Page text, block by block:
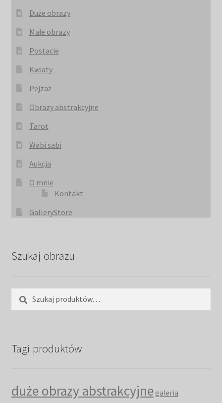
Duże obrazy
Małe obrazy
Postacie
Kwiaty
Pejzaż
Obrazy abstrakcyjne
Tarot
Wabi sabi
Aukcja
O mnie
Kontakt
GalleryStore
Szukaj obrazu
Tagi produktów
duże obrazy abstrakcyjne galeria